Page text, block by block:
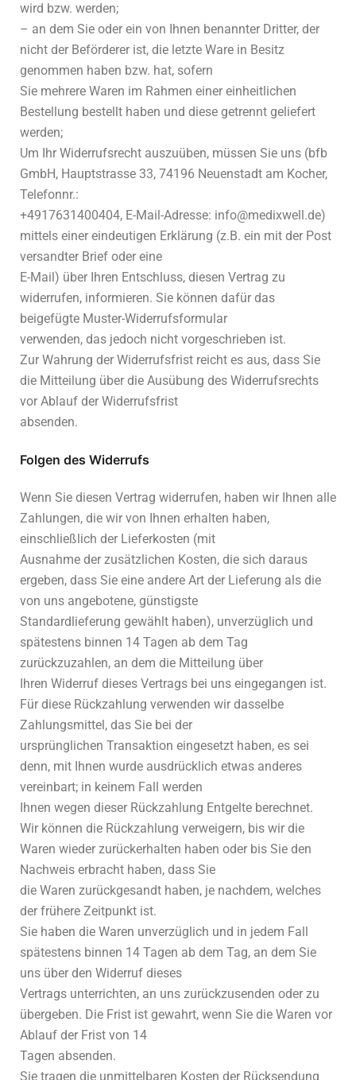
wird bzw. werden;
– an dem Sie oder ein von Ihnen benannter Dritter, der
nicht der Beförderer ist, die letzte Ware in Besitz
genommen haben bzw. hat, sofern
Sie mehrere Waren im Rahmen einer einheitlichen
Bestellung bestellt haben und diese getrennt geliefert
werden;
Um Ihr Widerrufsrecht auszuüben, müssen Sie uns (bfb
GmbH, Hauptstrasse 33, 74196 Neuenstadt am Kocher,
Telefonnr.:
+4917631400404, E-Mail-Adresse: info@medixwell.de)
mittels einer eindeutigen Erklärung (z.B. ein mit der Post
versandter Brief oder eine
E-Mail) über Ihren Entschluss, diesen Vertrag zu
widerrufen, informieren. Sie können dafür das
beigefügte Muster-Widerrufsformular
verwenden, das jedoch nicht vorgeschrieben ist.
Zur Wahrung der Widerrufsfrist reicht es aus, dass Sie
die Mitteilung über die Ausübung des Widerrufsrechts
vor Ablauf der Widerrufsfrist
absenden.
Folgen des Widerrufs
Wenn Sie diesen Vertrag widerrufen, haben wir Ihnen alle
Zahlungen, die wir von Ihnen erhalten haben,
einschließlich der Lieferkosten (mit
Ausnahme der zusätzlichen Kosten, die sich daraus
ergeben, dass Sie eine andere Art der Lieferung als die
von uns angebotene, günstigste
Standardlieferung gewählt haben), unverzüglich und
spätestens binnen 14 Tagen ab dem Tag
zurückzuzahlen, an dem die Mitteilung über
Ihren Widerruf dieses Vertrags bei uns eingegangen ist.
Für diese Rückzahlung verwenden wir dasselbe
Zahlungsmittel, das Sie bei der
ursprünglichen Transaktion eingesetzt haben, es sei
denn, mit Ihnen wurde ausdrücklich etwas anderes
vereinbart; in keinem Fall werden
Ihnen wegen dieser Rückzahlung Entgelte berechnet.
Wir können die Rückzahlung verweigern, bis wir die
Waren wieder zurückerhalten haben oder bis Sie den
Nachweis erbracht haben, dass Sie
die Waren zurückgesandt haben, je nachdem, welches
der frühere Zeitpunkt ist.
Sie haben die Waren unverzüglich und in jedem Fall
spätestens binnen 14 Tagen ab dem Tag, an dem Sie
uns über den Widerruf dieses
Vertrags unterrichten, an uns zurückzusenden oder zu
übergeben. Die Frist ist gewahrt, wenn Sie die Waren vor
Ablauf der Frist von 14
Tagen absenden.
Sie tragen die unmittelbaren Kosten der Rücksendung